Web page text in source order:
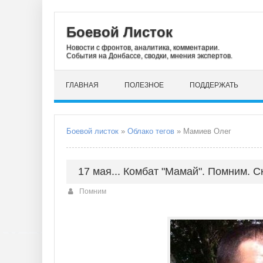
Боевой Листок
Новости с фронтов, аналитика, комментарии.
События на Донбассе, сводки, мнения экспертов.
ГЛАВНАЯ ПОЛЕЗНОЕ ПОДДЕРЖАТЬ
Боевой листок » Облако тегов » Мамиев Олег
17 мая... Комбат "Мамай". Помним.
Помним